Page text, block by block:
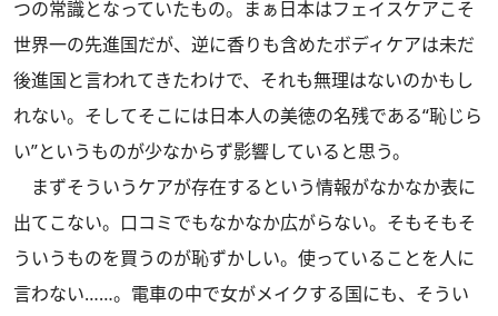
つの常識となっていたもの。まぁ日本はフェイスケアこそ
世界一の先進国だが、逆に香りも含めたボディケアは未だ
後進国と言われてきたわけで、それも無理はないのかもし
れない。そしてそこには日本人の美徳の名残である“恥じら
い”というものが少なからず影響していると思う。
まずそういうケアが存在するという情報がなかなか表に
出てこない。口コミでもなかなか広がらない。そもそもそ
ういうものを買うのが恥ずかしい。使っていることを人に
言わない……。電車の中で女がメイクする国にも、そうい